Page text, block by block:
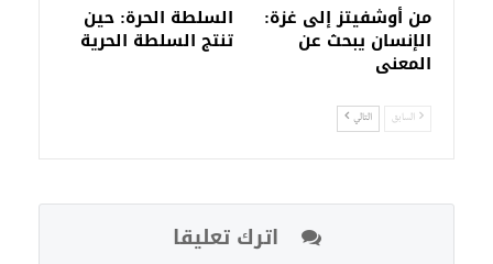
من أوشفيتز إلى غزة:
الإنسان يبحث عن
المعنى
السلطة الحرة: حين
تنتج السلطة الحرية
السابق التالي
اترك تعليقا